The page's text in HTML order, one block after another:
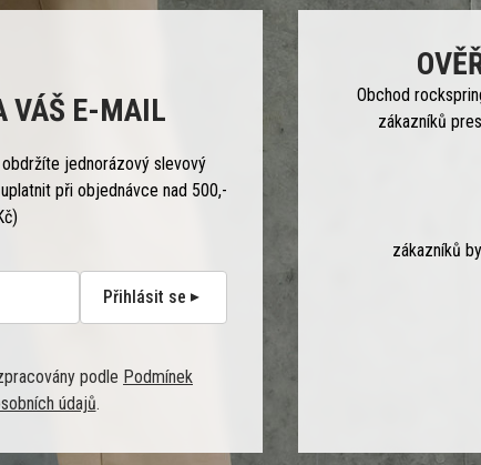
VÁŠ E-MAIL
jednorázový slevový
při objednávce nad 500,-
Přihlásit se
podle Podmínek
údajů.
Obchod
zákazníků
zákazníků